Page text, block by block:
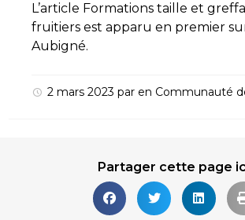
L’article Formations taille et
fruitiers est apparu en premier
Aubigné.
2 mars 2023 par en Communauté
Partager cette page